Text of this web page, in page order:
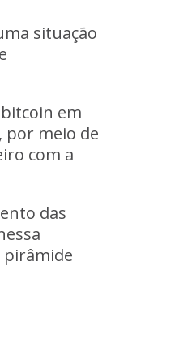
situação
em
por meio de
com a
das
pirâmide